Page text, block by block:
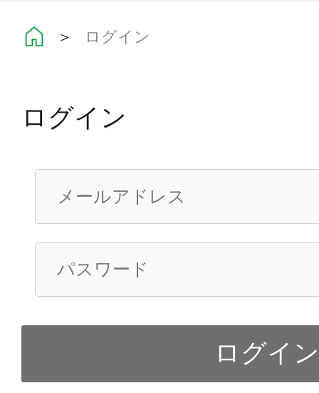
＞ ログイン
ログイン